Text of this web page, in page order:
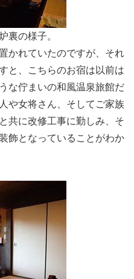
裏の様子。
かれていたのですが、それ
と、こちらのお宿は以前は
な佇まいの和風温泉旅館だ
や女将さん、そしてご家族
共に改修工事に勤しみ、そ
飾となっていることがわか